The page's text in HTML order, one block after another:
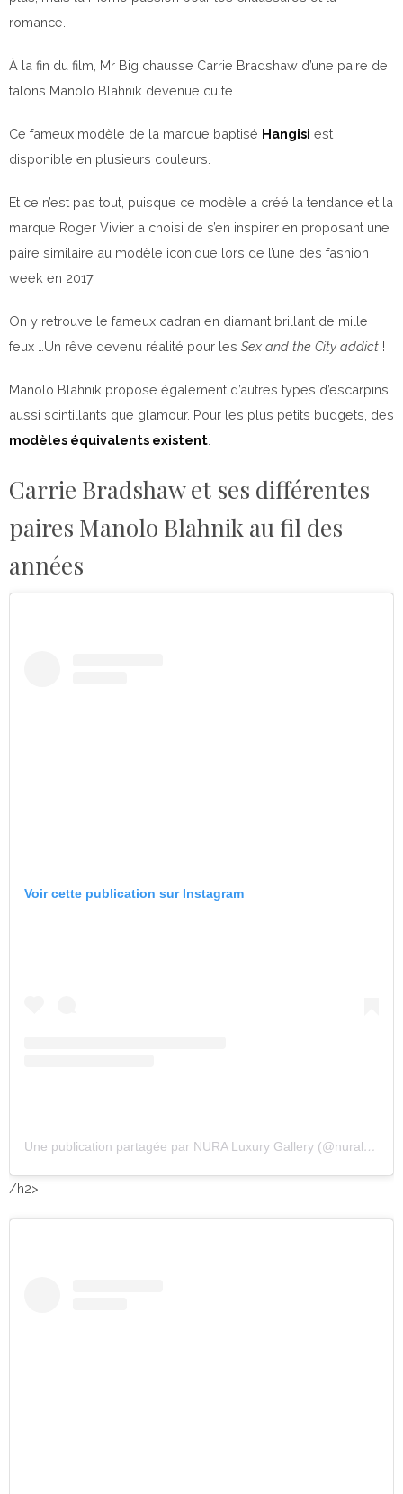
romance.
À la fin du film, Mr Big chausse Carrie Bradshaw d’une paire de
talons Manolo Blahnik devenue culte.
Ce fameux modèle de la marque baptisé Hangisi est
disponible en plusieurs couleurs.
Et ce n’est pas tout, puisque ce modèle a créé la tendance et la
marque Roger Vivier a choisi de s’en inspirer en proposant une
paire similaire au modèle iconique lors de l’une des fashion
week en 2017.
On y retrouve le fameux cadran en diamant brillant de mille
feux …Un rêve devenu réalité pour les Sex and the City addict !
Manolo Blahnik propose également d’autres types d’escarpins
aussi scintillants que glamour. Pour les plus petits budgets, des
modèles équivalents existent
Carrie Bradshaw et ses différentes
paires Manolo Blahnik au fil des
années
Voir cette publication sur Instagram
Une publication partagée par NURA Luxury Gallery (@nuraluxurygallery)
/h2>